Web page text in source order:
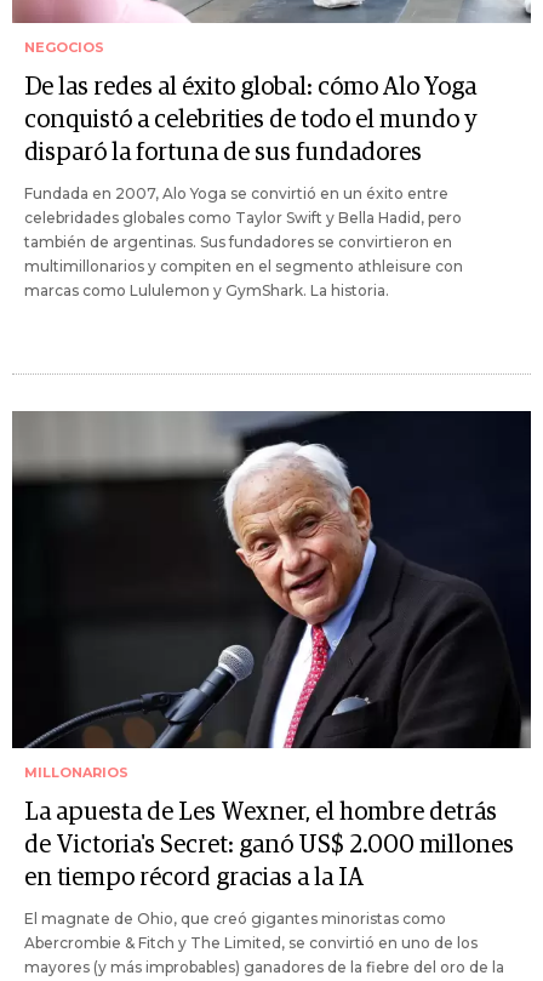
NEGOCIOS
De las redes al éxito global: cómo Alo Yoga
conquistó a celebrities de todo el mundo y
disparó la fortuna de sus fundadores
Fundada en 2007, Alo Yoga se convirtió en un éxito entre
celebridades globales como Taylor Swift y Bella Hadid, pero
también de argentinas. Sus fundadores se convirtieron en
multimillonarios y compiten en el segmento athleisure con
marcas como Lululemon y GymShark. La historia.
MILLONARIOS
La apuesta de Les Wexner, el hombre detrás
de Victoria's Secret: ganó US$ 2.000 millones
en tiempo récord gracias a la IA
El magnate de Ohio, que creó gigantes minoristas como
Abercrombie & Fitch y The Limited, se convirtió en uno de los
mayores (y más improbables) ganadores de la fiebre del oro de la